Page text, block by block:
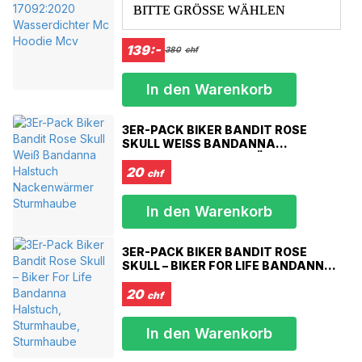
S/M – Brust 95–104 cm
L/XL – Brust 105–112 cm
XXL/3XL – Brust 112–122 cm
6XL/7XL – Brust 131–140 cm
BITTE GRÖSSE WÄHLEN
139:- 380 chf
In den Warenkorb
3ER-PACK BIKER BANDIT ROSE
SKULL WEISS BANDANNA H
ALSTUCH NACKENWÄRMER S
TURMHAUBE
20 chf
In den Warenkorb
3ER-PACK BIKER BANDIT ROSE
SKULL – BIKER FOR LIFE BANDANNA
HALSTUCH, STURMHAUBE,
STURMHAUBE
20 chf
In den Warenkorb